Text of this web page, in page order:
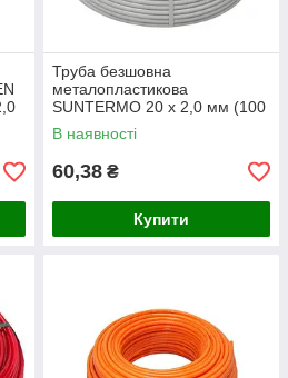
Труба безшовна
металопластикова
SUNTERMO 20 х 2,0 мм (100
м)
В наявності
60,38 ₴
Купити